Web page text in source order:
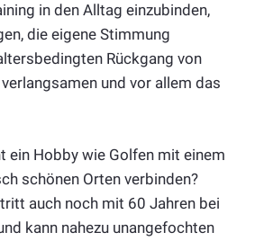
in den Alltag einzubinden,
die eigene Stimmung
Rückgang von
und vor allem das
ein Hobby wie Golfen mit einem
schönen Orten verbinden?
auch noch mit 60 Jahren bei
kann nahezu unangefochten